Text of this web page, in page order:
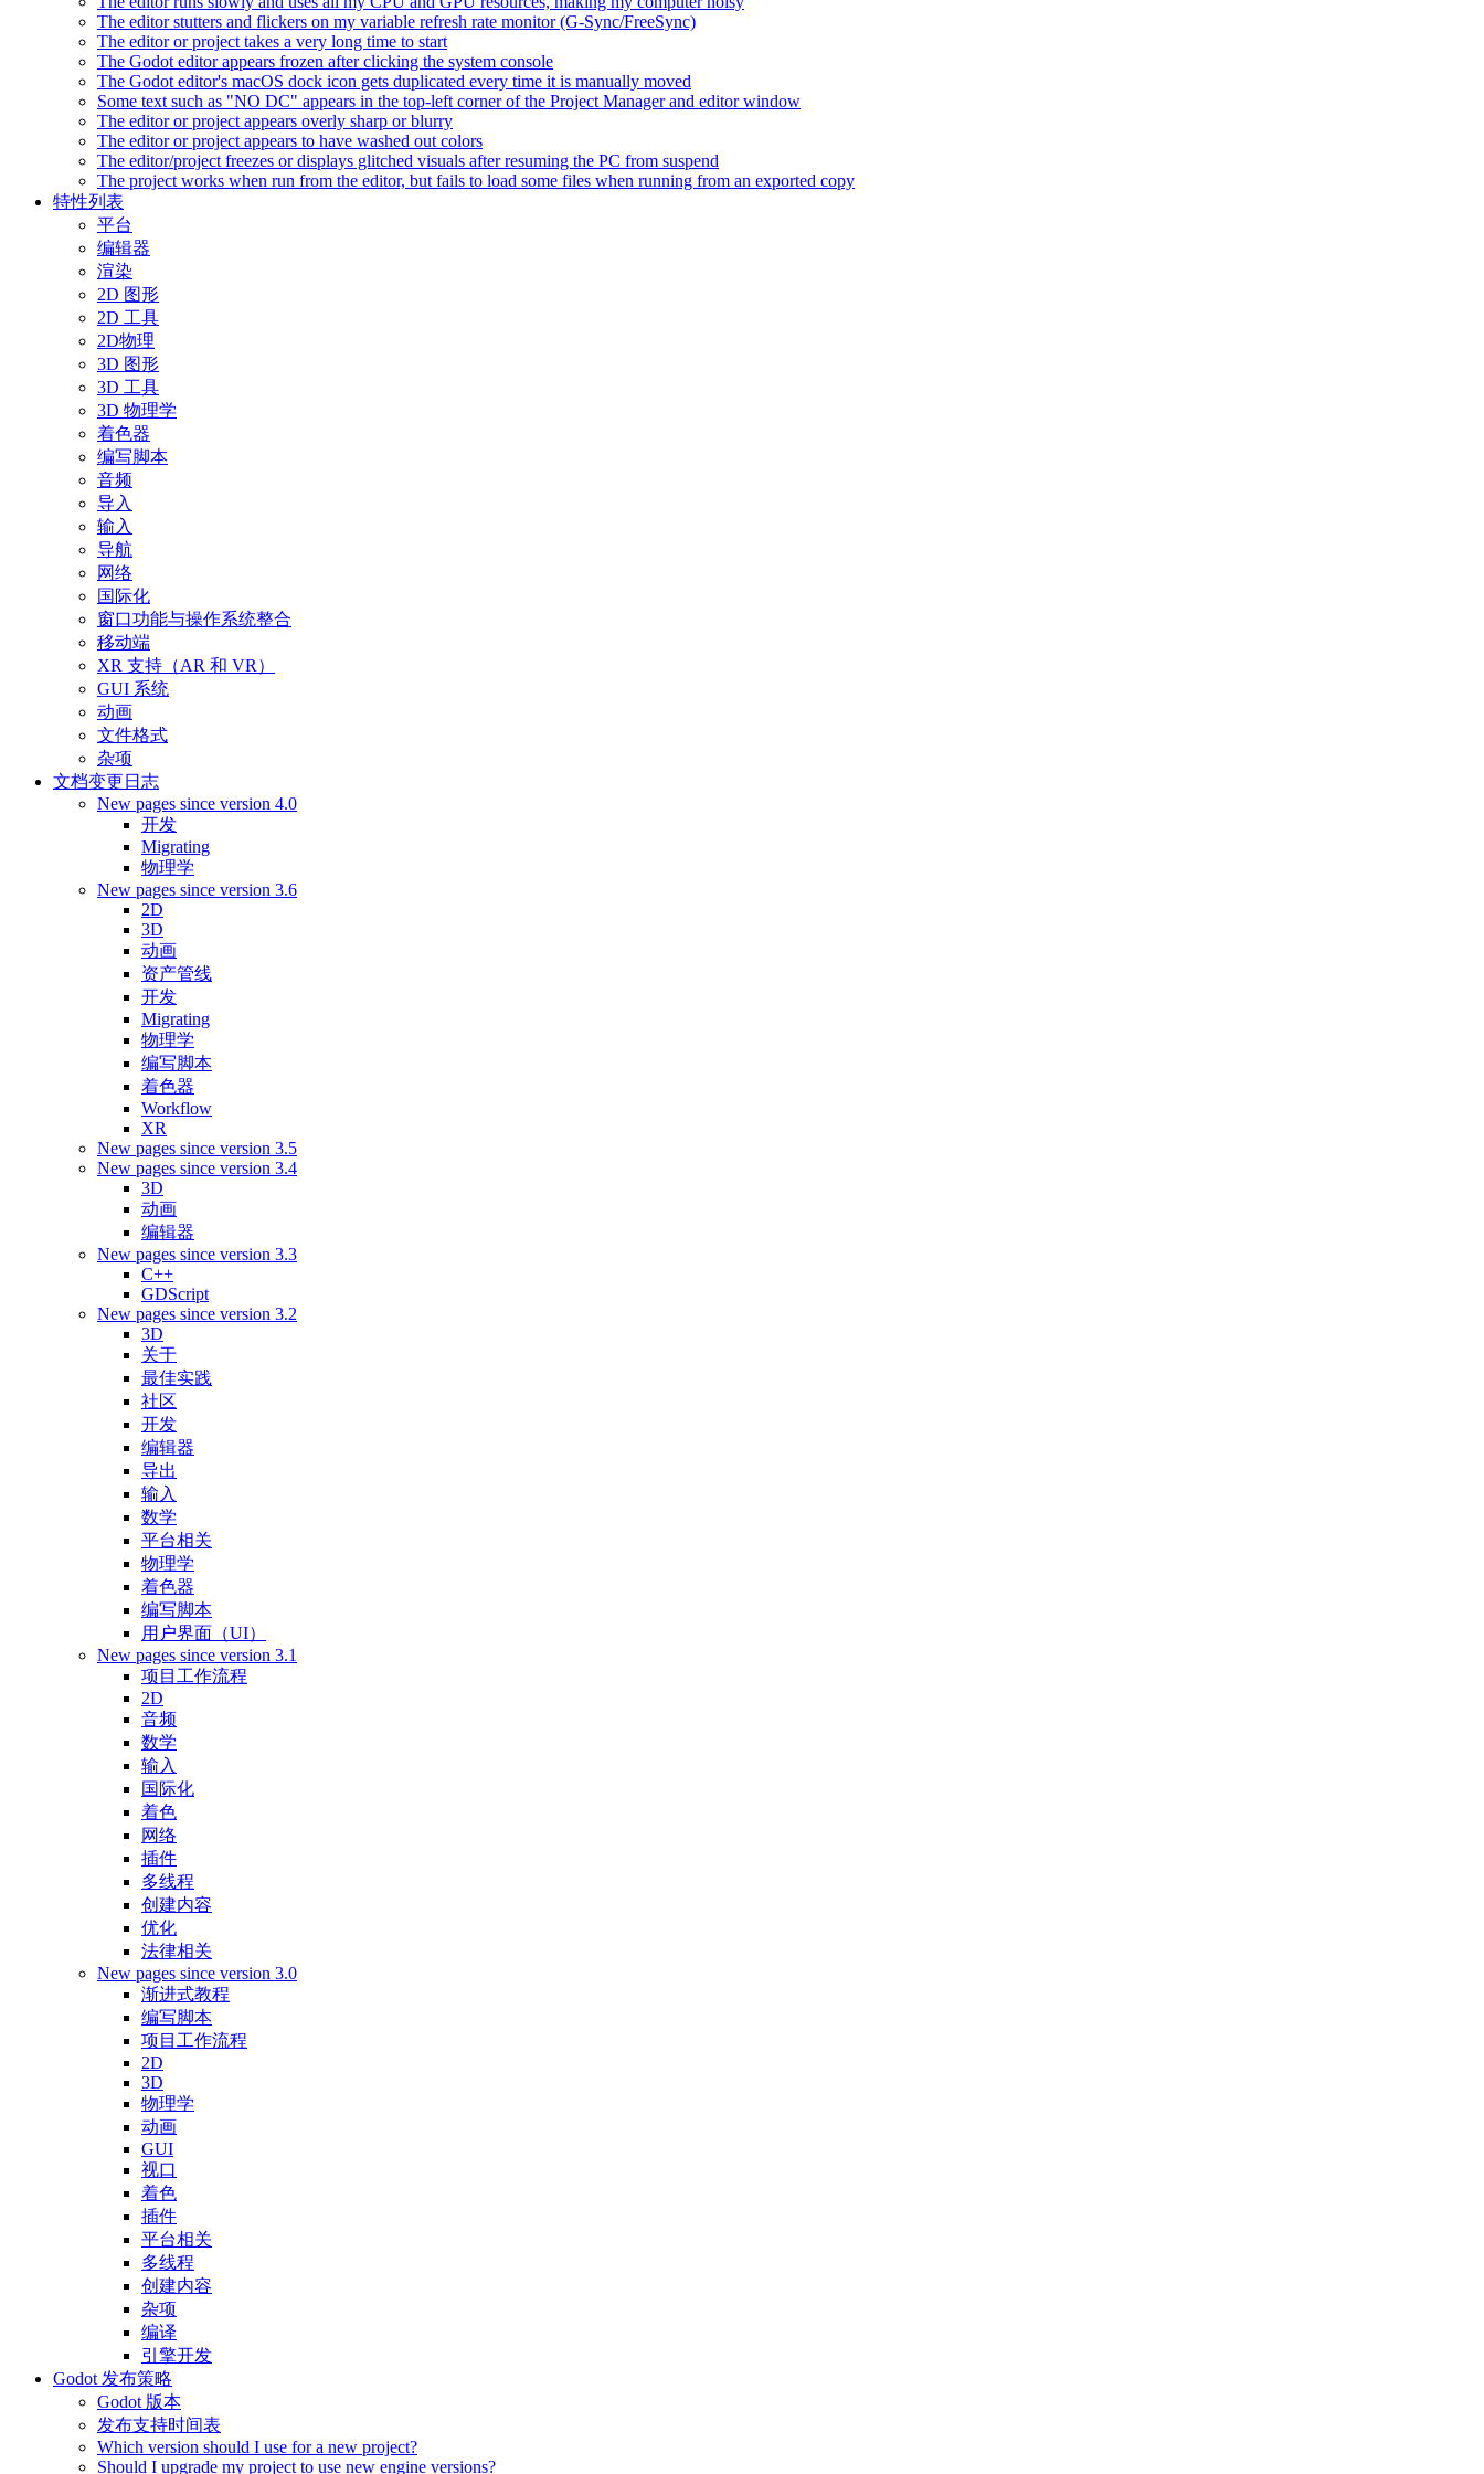
The editor stutters and flickers on my variable refresh rate monitor (G-Sync/FreeSync)
The editor or project takes a very long time to start
The Godot editor appears frozen after clicking the system console
The Godot editor's macOS dock icon gets duplicated every time it is manually moved
Some text such as "NO DC" appears in the top-left corner of the Project Manager and editor window
The editor or project appears overly sharp or blurry
The editor or project appears to have washed out colors
The editor/project freezes or displays glitched visuals after resuming the PC from suspend
The project works when run from the editor, but fails to load some files when running from an exported copy
特性列表
平台
编辑器
渲染
2D 图形
2D 工具
2D物理
3D 图形
3D 工具
3D 物理学
着色器
编写脚本
音频
导入
输入
导航
网络
国际化
窗口功能与操作系统整合
移动端
XR 支持（AR 和 VR）
GUI 系统
动画
文件格式
杂项
文档变更日志
New pages since version 4.0
开发
Migrating
物理学
New pages since version 3.6
2D
3D
动画
资产管线
开发
Migrating
物理学
编写脚本
着色器
Workflow
XR
New pages since version 3.5
New pages since version 3.4
3D
动画
编辑器
New pages since version 3.3
C++
GDScript
New pages since version 3.2
3D
关于
最佳实践
社区
开发
编辑器
导出
输入
数学
平台相关
物理学
着色器
编写脚本
用户界面（UI）
New pages since version 3.1
项目工作流程
2D
音频
数学
输入
国际化
着色
网络
插件
多线程
创建内容
优化
法律相关
New pages since version 3.0
渐进式教程
编写脚本
项目工作流程
2D
3D
物理学
动画
GUI
视口
着色
插件
平台相关
多线程
创建内容
杂项
编译
引擎开发
Godot 发布策略
Godot 版本
发布支持时间表
Which version should I use for a new project?
Should I upgrade my project to use new engine versions?